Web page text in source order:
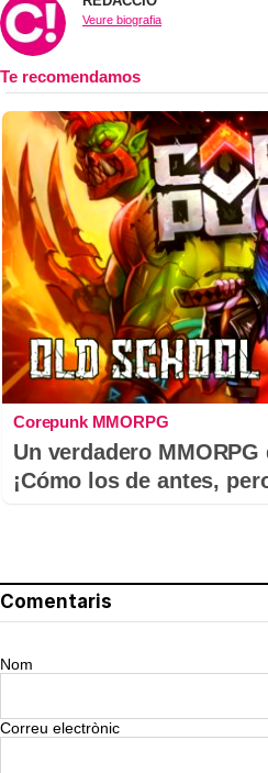
Veure biografia
Corepunk MMORPG
Un verdadero
¡Cómo los de antes,
Comentaris
Nom
Correu electrònic